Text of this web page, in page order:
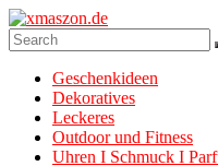
Geschenkideen
Dekoratives
Leckeres
Outdoor und Fitness
Uhren I Schmuck I